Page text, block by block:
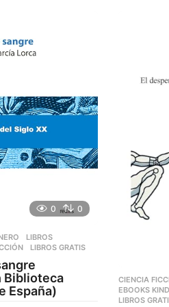
0 0
,LIBROS
LIBROS GRATIS
Biblioteca
España)
CIENCIA
EBOOKS
LIBROS